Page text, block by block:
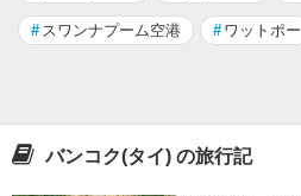
# スワンナプーム空港 # ワットポー
バンコク(タイ) の旅行記